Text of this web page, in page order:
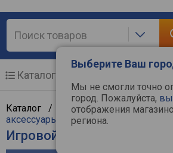
Выберите Ваш
Мы не смогли точно
город. Пожалуйста,
отображения
региона.
Каталог
Каталог / Мобильные и связь/
аксессуары
/Мобильные телефоны
Игровой смартфон Infinix